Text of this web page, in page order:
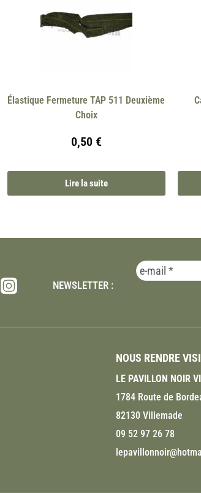
Élastique Fermeture TAP 511 Deuxième
Choix
0,50 €
Lire la suite
NEWSLETTER :
NOUS RENDRE
LE PAVILLON NOIR
1784 Route de
82130 Villemade
09 52 97 26 78